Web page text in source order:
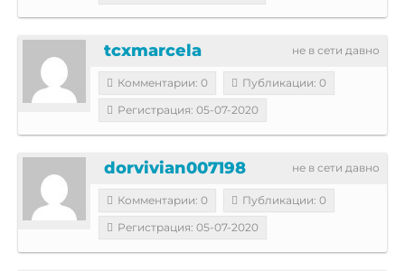
не в сети давно
tcxmarcela
Комментарии: 0
Публикации: 0
Регистрация: 05-07-2020
не в сети давно
dorvivian007198
Комментарии: 0
Публикации: 0
Регистрация: 05-07-2020